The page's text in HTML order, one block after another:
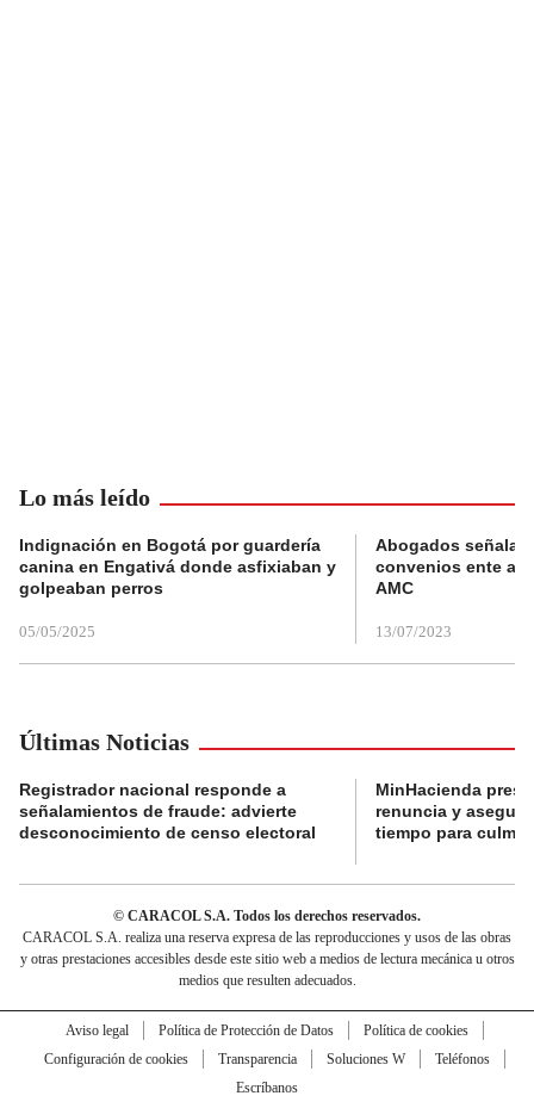
Lo más leído
Indignación en Bogotá por guardería
canina en Engativá donde asfixiaban y
golpeaban perros
05/05/2025
Abogados
convenios ente
AMC
13/07/2023
Últimas Noticias
Registrador nacional responde a
señalamientos de fraude: advierte
desconocimiento de censo electoral
MinHacienda
renuncia y
tiempo para
© CARACOL S.A. Todos los derechos reservados.
CARACOL S.A. realiza una reserva expresa de las reproducciones y usos de las obras
y otras prestaciones accesibles desde este sitio web a medios de lectura mecánica u otros
medios que resulten adecuados.
Aviso legal Política de Protección de Datos
Política de cookies
Configuración de cookies
Transparencia Soluciones W
Teléfonos
Escríbanos